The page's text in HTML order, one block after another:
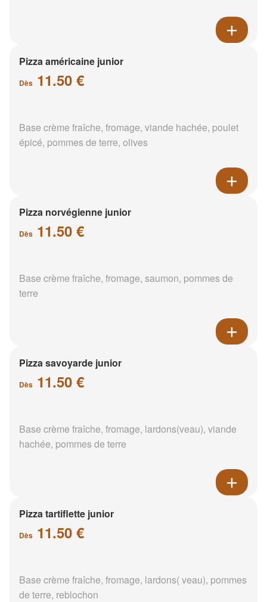
Pizza américaine junior
Dès 11.50 €
Base crème fraîche, fromage, viande hachée, poulet
épicé, pommes de terre, olives
Pizza norvégienne junior
Dès 11.50 €
Base crème fraîche, fromage, saumon, pommes de
terre
Pizza savoyarde junior
Dès 11.50 €
Base crème fraîche, fromage, lardons(veau), viande
hachée, pommes de terre
Pizza tartiflette junior
Dès 11.50 €
Base crème fraîche, fromage, lardons( veau), pommes
de terre, reblochon